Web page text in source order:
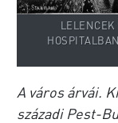
A város árvái.
századi Pest-